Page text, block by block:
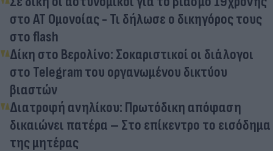
στο ΑΤ Ομονοίας - Τι δήλωσε ο δικηγόρος τους
στο flash
Δίκη στο Βερολίνο: Σοκαριστικοί οι διάλογοι
στο Telegram του οργανωμένου δικτύου
βιαστών
Διατροφή ανηλίκου: Πρωτόδικη απόφαση
δικαιώνει πατέρα – Στο επίκεντρο το εισόδημα
της μητέρας